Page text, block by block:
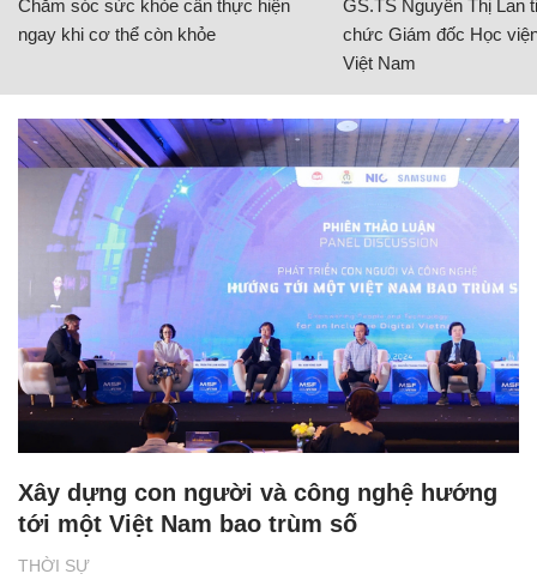
Chăm sóc sức khỏe cần thực hiện
ngay khi cơ thể còn khỏe
GS.TS Nguyễn Thị Lan
chức Giám đốc Học
Việt Nam
THỜI SỰ
Xây dựng con người và công nghệ hướng
tới một Việt Nam bao trùm số